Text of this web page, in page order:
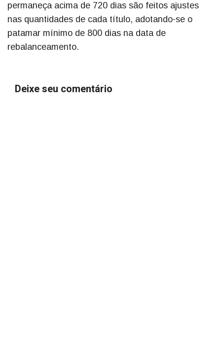
permaneça acima de 720 dias são feitos ajustes
nas quantidades de cada título, adotando-se o
patamar mínimo de 800 dias na data de
rebalanceamento.
Deixe seu comentário